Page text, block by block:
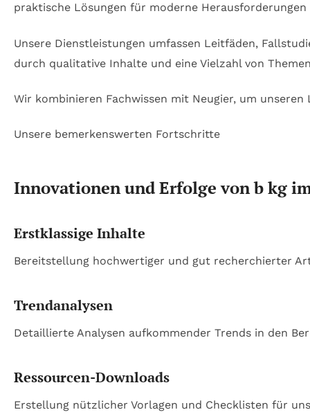
praktische Lösungen für moderne
Unsere Dienstleistungen umfassen Leitfäden,
durch qualitative Inhalte und eine Vielzahl von
Wir kombinieren Fachwissen mit Neugier, um
Unsere bemerkenswerten Fortschritte
Innovationen und Erfolge von b kg
Erstklassige Inhalte
Bereitstellung hochwertiger und gut recherchierter
Trendanalysen
Detaillierte Analysen aufkommender Trends in den
Ressourcen-Downloads
Erstellung nützlicher Vorlagen und Checklisten für